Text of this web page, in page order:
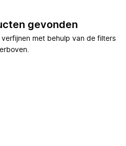
gevonden
met behulp van de filters